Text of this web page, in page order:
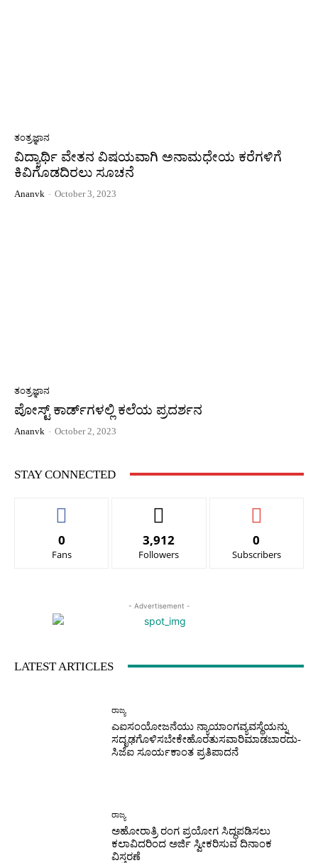
ತಂತ್ರಜ್ಞಾನ
ವಿದ್ಯಾರ್ಥಿ ವೇತನ ವಿಷಯವಾಗಿ ಅನಾಮಧೇಯ ಕರೆಗಳಿಗೆ
ಕಿವಿಗೊಡದಿರಲು ಸೂಚನೆ
Ananvk - October 3, 2023
ತಂತ್ರಜ್ಞಾನ
ಪೋಸ್ಟ್ ಕಾರ್ಡ್‍ಗಳಲ್ಲಿ ಕಲೆಯ ಪ್ರದರ್ಶನ
Ananvk - October 2, 2023
STAY CONNECTED
0
Fans
3,912
Followers
0
Subscribers
- Advertisement -
LATEST ARTICLES
ರಾಜ್ಯ
ಎಐಸಂಯೋಜನೆಯು ನ್ಯಾಯಾಂಗವ್ಯವಸ್ಥೆಯನ್ನು
ಸದೃಢಗೊಳಿಸಬೇಕೇಹೊರತುಸವಾರಿಮಾಡಬಾರದು-
ಸಿಜೆಐ ಸೂರ್ಯಕಾಂತ ಪ್ರತಿಪಾದನೆ
ರಾಜ್ಯ
ಅಹೋರಾತ್ರಿ ರಂಗ ಪ್ರಯೋಗ ಸಿದ್ಧಪಡಿಸಲು
ಕಲಾವಿದರಿಂದ ಅರ್ಜಿ ಸ್ವೀಕರಿಸುವ ದಿನಾಂಕ
ವಿಸ್ತರಣೆ